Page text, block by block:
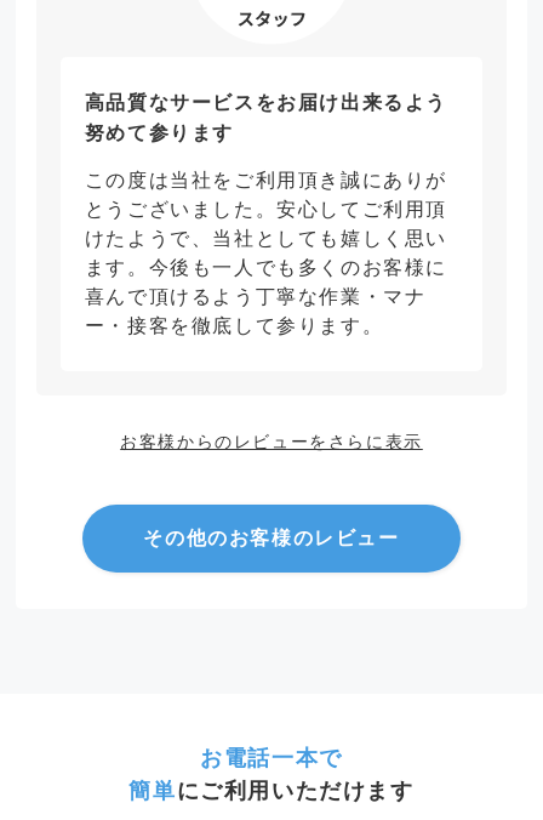
高品質なサービスをお届け出来るよう
努めて参ります
この度は当社をご利用頂き誠にありが
とうございました。安心してご利用頂
けたようで、当社としても嬉しく思い
ます。今後も一人でも多くのお客様に
喜んで頂けるよう丁寧な作業・マナ
ー・接客を徹底して参ります。
お客様からのレビューをさらに表示
その他のお客様のレビュー
お電話一本で
簡単にご利用いただけます